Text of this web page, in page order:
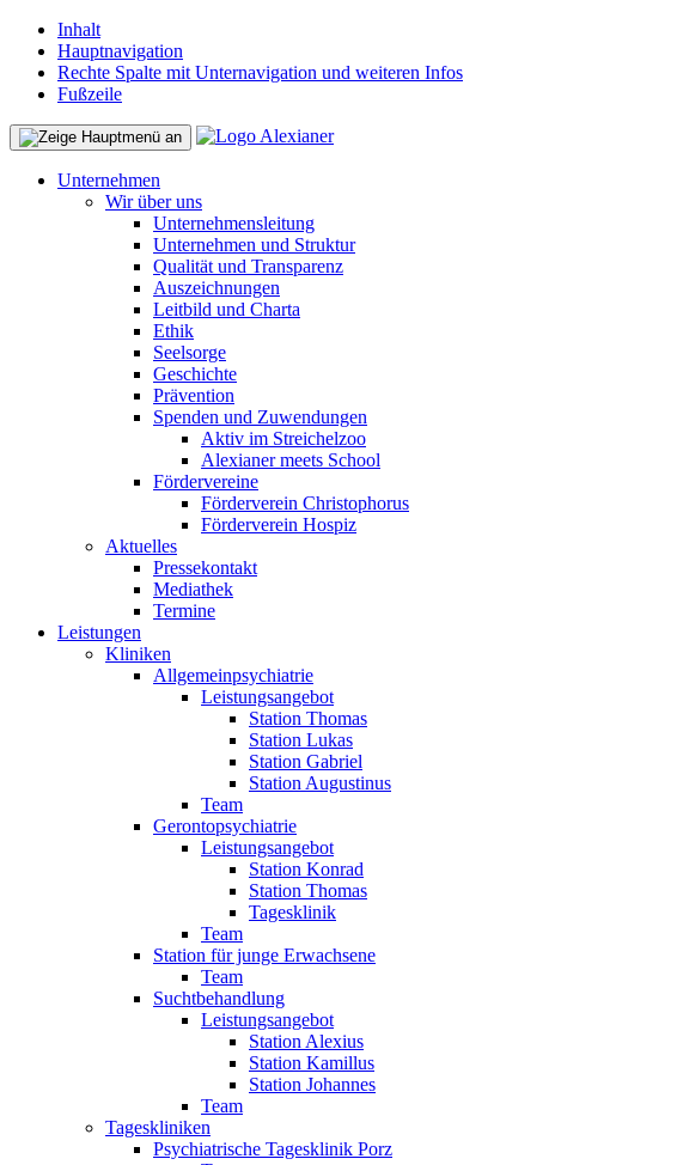
Inhalt
Hauptnavigation
Rechte Spalte mit Unternavigation und weiteren Infos
Fußzeile
Unternehmen
Wir über uns
Unternehmensleitung
Unternehmen und Struktur
Qualität und Transparenz
Auszeichnungen
Leitbild und Charta
Ethik
Seelsorge
Geschichte
Prävention
Spenden und Zuwendungen
Aktiv im Streichelzoo
Alexianer meets School
Fördervereine
Förderverein Christophorus
Förderverein Hospiz
Aktuelles
Pressekontakt
Mediathek
Termine
Leistungen
Kliniken
Allgemeinpsychiatrie
Leistungsangebot
Station Thomas
Station Lukas
Station Gabriel
Station Augustinus
Team
Gerontopsychiatrie
Leistungsangebot
Station Konrad
Station Thomas
Tagesklinik
Team
Station für junge Erwachsene
Team
Suchtbehandlung
Leistungsangebot
Station Alexius
Station Kamillus
Station Johannes
Team
Tageskliniken
Psychiatrische Tagesklinik Porz